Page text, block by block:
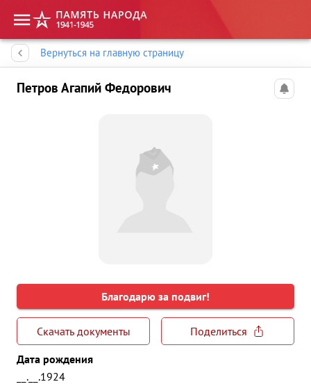
Вернуться на главную страницу
Петров Агапий Федорович
Благодарю за подвиг!
Скачать документы
Поделиться
Дата рождения
__.__.1924
Память народа